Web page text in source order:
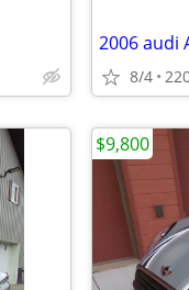
2006 audi
8/4
$9,800